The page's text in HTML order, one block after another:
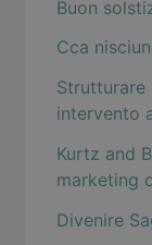
Buon
Cca
Strutturare
intervento
Kurtz and
marketing
Divenire